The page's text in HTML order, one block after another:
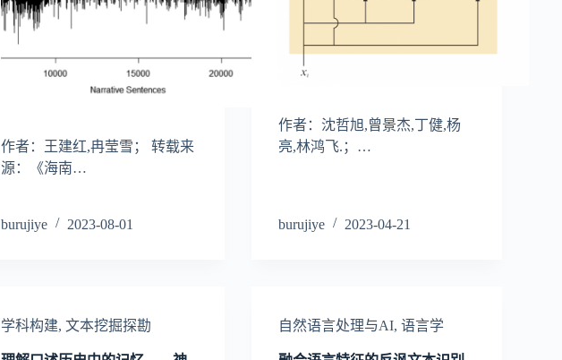
作者：王建红,冉莹雪； 转载来
源：《海南…
burujiye 2023-08-01
作者：沈哲旭,曾景杰,丁健,杨
亮,林鸿飞.；…
burujiye 2023-04-21
学科构建, 文本挖掘探勘 自然语言处理与AI, 语言学